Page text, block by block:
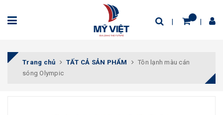
Trang chủ TẤT CẢ SẢN PHẨM
Tôn lạnh màu cán
sóng Olympic